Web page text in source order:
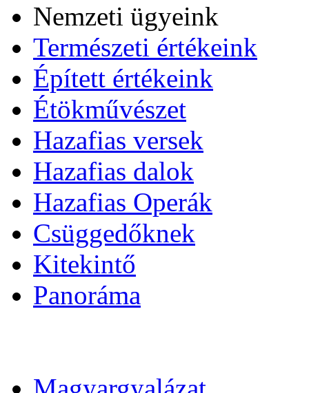
Nemzeti ügyeink
Természeti értékeink
Épített értékeink
Étökművészet
Hazafias versek
Hazafias dalok
Hazafias Operák
Csüggedőknek
Kitekintő
Panoráma